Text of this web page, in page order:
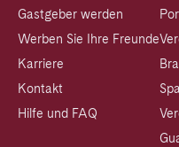
Gastgeber werden
Werben Sie Ihre Freunde
Karriere
Kontakt
Hilfe und FAQ